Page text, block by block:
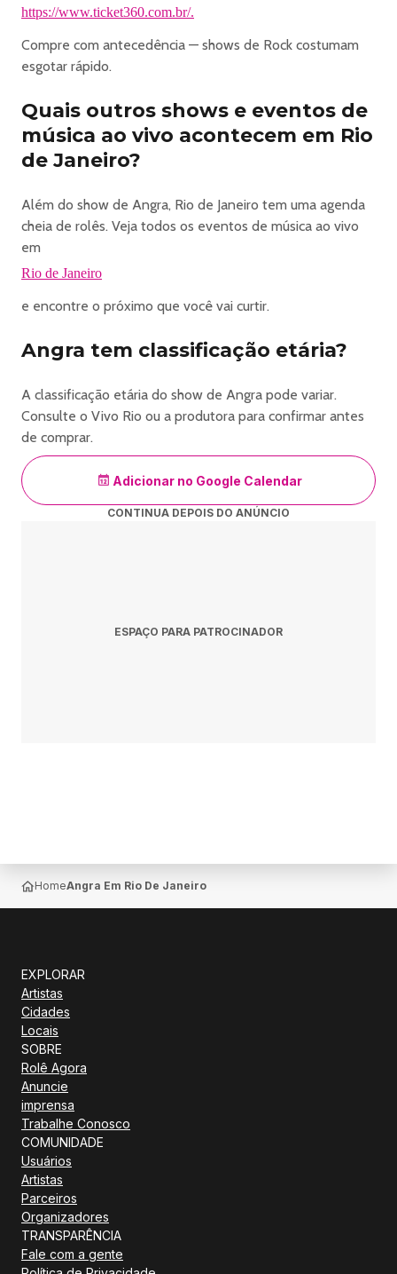
identidade oficial com foto.
MUNICIPAL DE ENSINO (apenas aqueles que atuam no
município do Rio de Janeiro) - Leis Municipais n° 3.424/02
Funcional emitida pela Secretaria Municipal de Educação
do Rio de Janeiro. A concessão do direito ao benefício da
meia-entrada é assegurada em 40% (quarenta por cento)
IDOSOS (com idade igual ou superior a 60 anos) -
Conforme a Lei Federal nº 10.741/03 e o Decreto nº
8.537/15, mediante apresentação de documento de
identidade oficial com foto. (De acordo com esta Lei não
- CLIENTE VIVO: 25% de desconto sobre o valor da
02 ingressos. Cupom promocional disponibilizado no App
- CLIENTE MAM: membros do Programa Agente MAM Rio
e funcionários do MAM Rio possuem 15% de desconto na
compra de até 02 ingressos para a programação do Vivo
Rio. Desconto não cumulativo, válido para espetáculos
nacionais.
- O Vivo Rio não se responsabiliza por ingressos
adquiridos em pontos de vendas não oficiais ou por
https://vivorio.com.br/
https://www.ticket360.com.br/.
Compre com antecedência — shows de Rock costumam
esgotar rápido.
Quais outros shows e eventos de
música ao vivo acontecem em Rio
de Janeiro?
Além do show de Angra, Rio de Janeiro tem uma agenda
cheia de rolês. Veja todos os eventos de música ao vivo
em
Rio de Janeiro
e encontre o próximo que você vai curtir.
Angra tem classificação etária?
A classificação etária do show de Angra pode variar.
Consulte o Vivo Rio ou a produtora para confirmar antes
de comprar.
Adicionar no Google Calendar
CONTINUA DEPOIS DO ANÚNCIO
ESPAÇO PARA PATROCINADOR
HomeAngra Em Rio De Janeiro
EXPLORAR
Artistas
Cidades
Locais
SOBRE
Rolê Agora
Anuncie
imprensa
Trabalhe Conosco
COMUNIDADE
Usuários
Artistas
Parceiros
Organizadores
TRANSPARÊNCIA
Fale com a gente